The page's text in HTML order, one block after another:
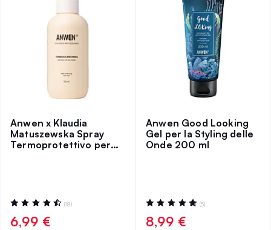
Anwen x Klaudia
Matuszewska Spray
Termoprotettivo per
Valutazione:
92%
(18)
6,99 €
Anwen Good Looking
Gel per la Styling delle
Onde 200 ml
Valutazione:
100%
(5)
8,99 €